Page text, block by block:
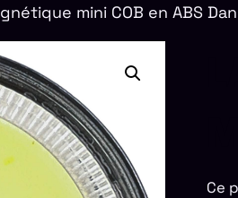
mini COB en ABS Dan
Ce